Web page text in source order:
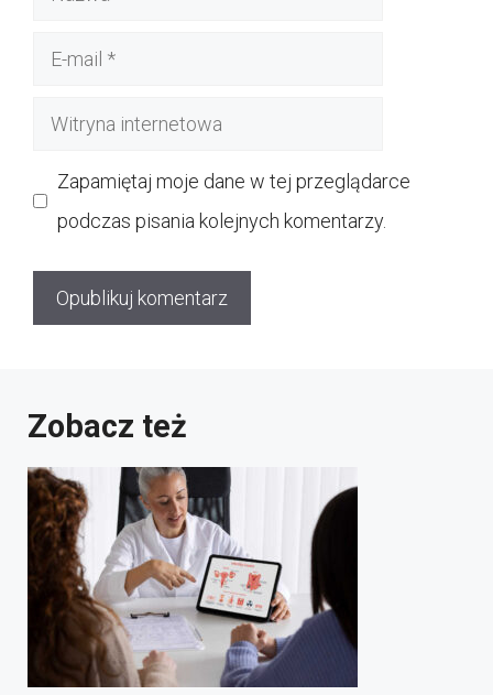
Witryna
Zapamiętaj moje dane w tej przeglądarce
podczas pisania kolejnych komentarzy.
Zobacz też